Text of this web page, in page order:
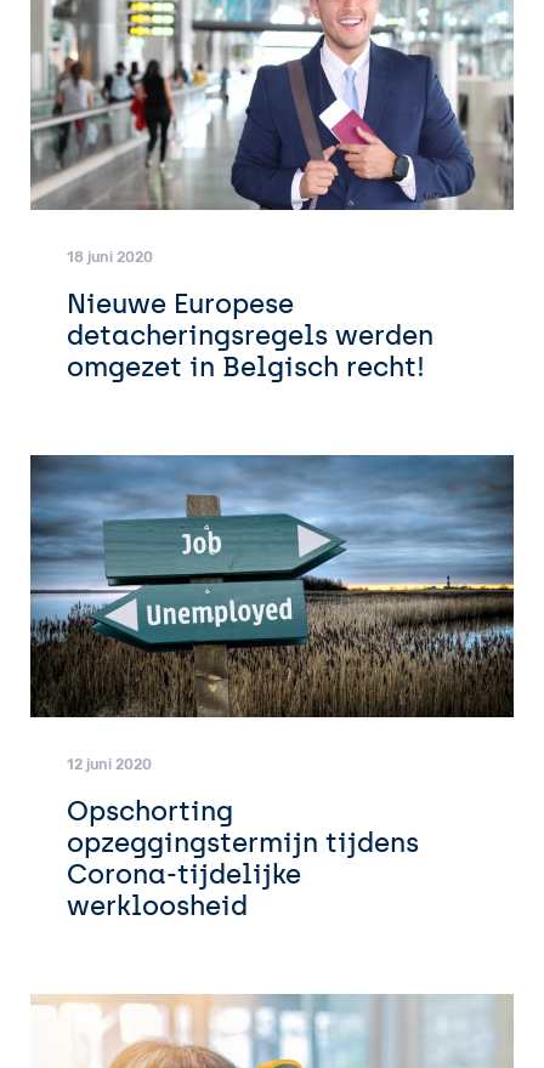
18 juni 2020
Nieuwe Europese
detacheringsregels werden
omgezet in Belgisch recht!
12 juni 2020
Opschorting
opzeggingstermijn tijdens
Corona-tijdelijke
werkloosheid